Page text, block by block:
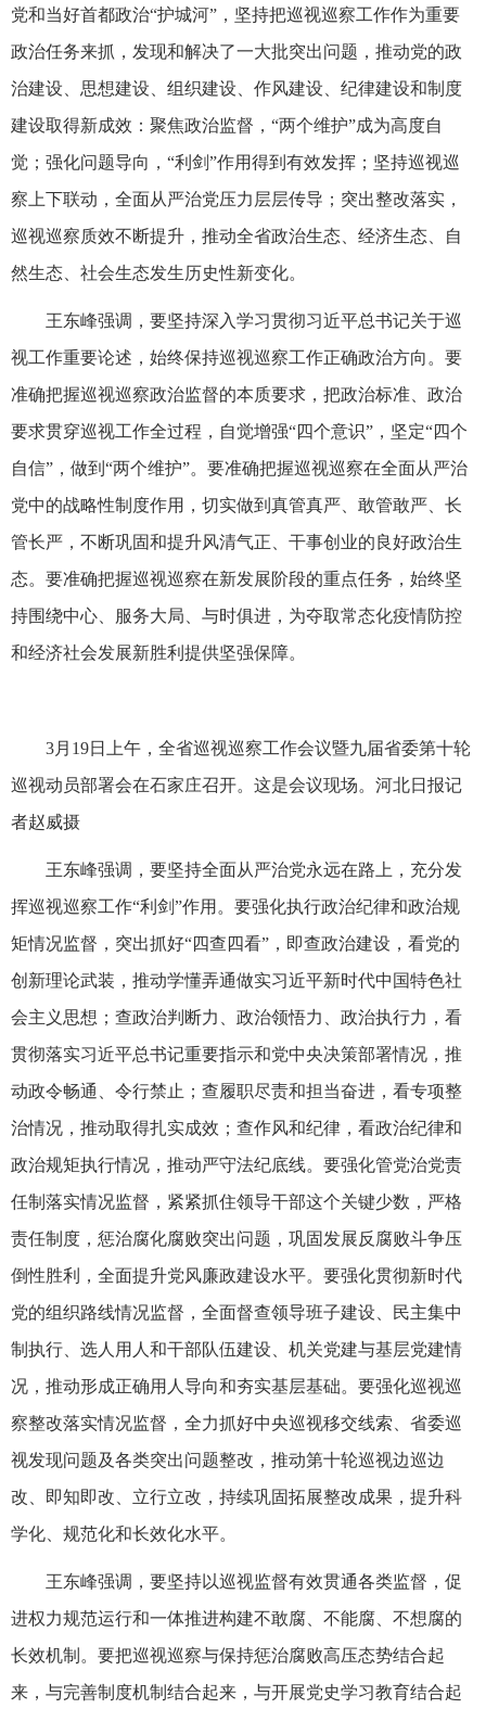
党和当好首都政治“护城河”，坚持把巡视巡察工作作为重要
政治任务来抓，发现和解决了一大批突出问题，推动党的政
治建设、思想建设、组织建设、作风建设、纪律建设和制度
建设取得新成效：聚焦政治监督，“两个维护”成为高度自
觉；强化问题导向，“利剑”作用得到有效发挥；坚持巡视巡
察上下联动，全面从严治党压力层层传导；突出整改落实，
巡视巡察质效不断提升，推动全省政治生态、经济生态、自
然生态、社会生态发生历史性新变化。
王东峰强调，要坚持深入学习贯彻习近平总书记关于巡
视工作重要论述，始终保持巡视巡察工作正确政治方向。要
准确把握巡视巡察政治监督的本质要求，把政治标准、政治
要求贯穿巡视工作全过程，自觉增强“四个意识”，坚定“四个
自信”，做到“两个维护”。要准确把握巡视巡察在全面从严治
党中的战略性制度作用，切实做到真管真严、敢管敢严、长
管长严，不断巩固和提升风清气正、干事创业的良好政治生
态。要准确把握巡视巡察在新发展阶段的重点任务，始终坚
持围绕中心、服务大局、与时俱进，为夺取常态化疫情防控
和经济社会发展新胜利提供坚强保障。
3月19日上午，全省巡视巡察工作会议暨九届省委第十轮
巡视动员部署会在石家庄召开。这是会议现场。河北日报记
者赵威摄
王东峰强调，要坚持全面从严治党永远在路上，充分发
挥巡视巡察工作“利剑”作用。要强化执行政治纪律和政治规
矩情况监督，突出抓好“四查四看”，即查政治建设，看党的
创新理论武装，推动学懂弄通做实习近平新时代中国特色社
会主义思想；查政治判断力、政治领悟力、政治执行力，看
贯彻落实习近平总书记重要指示和党中央决策部署情况，推
动政令畅通、令行禁止；查履职尽责和担当奋进，看专项整
治情况，推动取得扎实成效；查作风和纪律，看政治纪律和
政治规矩执行情况，推动严守法纪底线。要强化管党治党责
任制落实情况监督，紧紧抓住领导干部这个关键少数，严格
责任制度，惩治腐化腐败突出问题，巩固发展反腐败斗争压
倒性胜利，全面提升党风廉政建设水平。要强化贯彻新时代
党的组织路线情况监督，全面督查领导班子建设、民主集中
制执行、选人用人和干部队伍建设、机关党建与基层党建情
况，推动形成正确用人导向和夯实基层基础。要强化巡视巡
察整改落实情况监督，全力抓好中央巡视移交线索、省委巡
视发现问题及各类突出问题整改，推动第十轮巡视边巡边
改、即知即改、立行立改，持续巩固拓展整改成果，提升科
学化、规范化和长效化水平。
王东峰强调，要坚持以巡视监督有效贯通各类监督，促
进权力规范运行和一体推进构建不敢腐、不能腐、不想腐的
长效机制。要把巡视巡察与保持惩治腐败高压态势结合起
来，与完善制度机制结合起来，与开展党史学习教育结合起